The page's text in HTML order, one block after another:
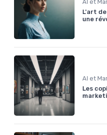
AI et
L'art
une
AI et
Les